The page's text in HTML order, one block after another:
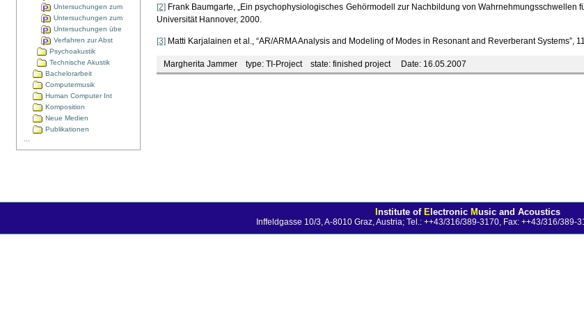
Untersuchungen zum
Untersuchungen zum
Untersuchungen übe
Verfahren zur Abst
Psychoakustik
Technische Akustik
Bachelorarbeit
Computermusik
Human Computer Int
Komposition
Neue Medien
Publikationen
[2] Frank Baumgarte, „Ein psychophysiologisches Gehörmodell zur Nachbildung von
Universität Hannover, 2000.
[3] Matti Karjalainen et al., “AR/ARMA Analysis and Modeling of Modes in Resonant and Reverberant
Margherita Jammertype: TI-Projectstate: finished project Date:16.05.2007
Institute of Electronic Music and Acoustics
Inffeldgasse 10/3, A-8010 Graz, Austria; Tel.: ++43/316/389-3170, Fax: ++43/316/389-